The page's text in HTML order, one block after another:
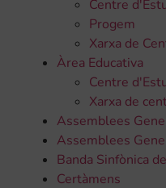
Centre
Progem
Xarxa de
Àrea Educativa
Centre
Xarxa de
Assemblees
Assemblees
Banda Sinfònica
Certàmens